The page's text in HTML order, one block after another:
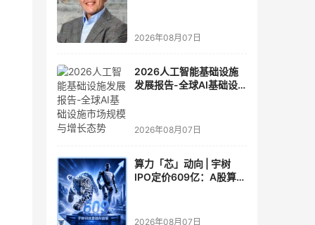
2026年08月07日
2026人工智能基础设施
发展报告-全球AI基础设
2026年08月07日
算力「芯」动向 | 宇树
IPO定价609亿：A股算力
2026年08月07日